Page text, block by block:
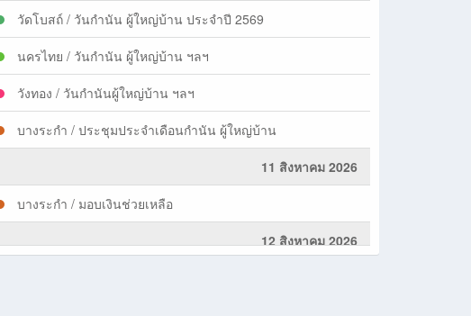
าคม 2569
มินความพึงพอใจหมู่บ้านฯ
งทอง และลุ่มแม่น้ำคลองชมพู จังหวัดพิษณุโลก
นปีหลวง เนื่องในวันแม่แห่งชาติ 12 สิงหาคม 2569
ารปฏิบัติหน้าที่ของกำนัน ผู้ใหญ่บ้าน แพทย์ประจำตำบล สารวัตรกำนัน ในการขับเคลื่อนนโยบายสำคั
ว ครั้งที่ 2" ภายใต้หัวข้อ "นครไทยขายดี ต้องมีอะไร"
นาถ พระบรมราชชนนีพันปีหลวง และวันแม่แห่งชาติ
ชชนนีพันปีหลวง
ปีหลวงและวันแม่แห่งชาติ
างและผู้แทนฝ่ายผู้ประกันตน
วัดโบสถ์ / วันกำนัน ผู้ใหญ่บ้าน ประจำปี 2569
นครไทย / วันกำนัน ผู้ใหญ่บ้าน ฯลฯ
วังทอง / วันกำนันผู้ใหญ่บ้าน ฯลฯ
บางระกำ / ประชุมประจำเดือนกำนัน ผู้ใหญ่บ้าน
11 สิงหาคม 2026
บางระกำ / มอบเงินช่วยเหลือ
12 สิงหาคม 2026